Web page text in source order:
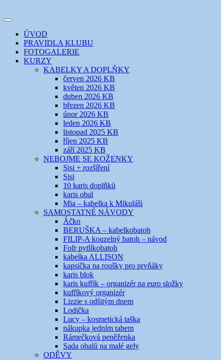
k
webuEVIKLUB
šicí klub
Toggle
navigation
ÚVOD
PRAVIDLA KLUBU
FOTOGALERIE
KURZY
KABELKY A DOPLŇKY
červen 2026 KB
květen 2026 KB
duben 2026 KB
březen 2026 KB
únor 2026 KB
leden 2026 KB
listopad 2025 KB
říjen 2025 KB
září 2025 KB
NEBOJME SE KOŽENKY
Sisi + rozšíření
Sisi
10 karis doplňků
karis obal
Mia – kabelka k Mikuláši
SAMOSTATNÉ NÁVODY
Áčko
BERUŠKA – kabelkobatoh
FILIP-A kouzelný batoh – návod
Fofr pytlíkobatoh
kabelka ALLISON
kapsička na roušky pro prvňáky
karis blok
karis kufřík – organizér na euro složky
kufříkový organizér
Lizzie s odšitým dnem
Lodička
Lucy – kosmetická taška
nákupka jedním tahem
Rámečková peněženka
Sada obalů na malé gely
ODĚVY